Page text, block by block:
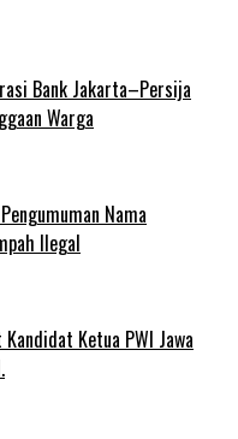
Bank Jakarta–Persija
Warga
Nama
Ilegal
Ketua PWI Jawa